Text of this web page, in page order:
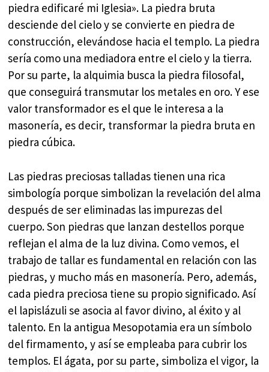
piedra edificaré mi Iglesia». La piedra bruta
desciende del cielo y se convierte en piedra de
construcción, elevándose hacia el templo. La piedra
sería como una mediadora entre el cielo y la tierra.
Por su parte, la alquimia busca la piedra filosofal,
que conseguirá transmutar los metales en oro. Y ese
valor transformador es el que le interesa a la
masonería, es decir, transformar la piedra bruta en
piedra cúbica.
Las piedras preciosas talladas tienen una rica
simbología porque simbolizan la revelación del alma
después de ser eliminadas las impurezas del
cuerpo. Son piedras que lanzan destellos porque
reflejan el alma de la luz divina. Como vemos, el
trabajo de tallar es fundamental en relación con las
piedras, y mucho más en masonería. Pero, además,
cada piedra preciosa tiene su propio significado. Así
el lapislázuli se asocia al favor divino, al éxito y al
talento. En la antigua Mesopotamia era un símbolo
del firmamento, y así se empleaba para cubrir los
templos. El ágata, por su parte, simboliza el vigor, la